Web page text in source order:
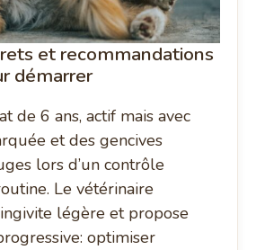
et recommandations
démarrer
de 6 ans, actif mais avec
et des gencives
lors d’un contrôle
Le vétérinaire
légère et propose
optimiser